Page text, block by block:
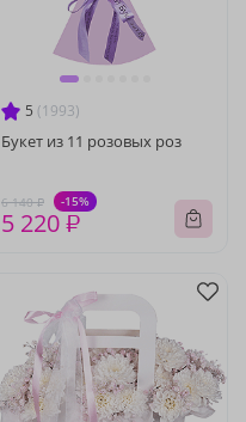
5 (1993)
Букет из 11 розовых роз
6 140 ₽ -15%
5 220 ₽